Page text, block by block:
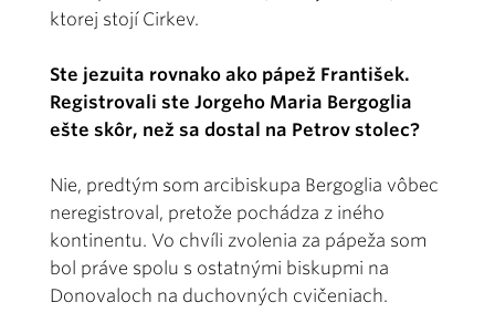
ktorej stojí Cirkev.
Ste jezuita rovnako ako pápež František.
Registrovali ste Jorgeho Maria Bergoglia
ešte skôr, než sa dostal na Petrov stolec?
Nie, predtým som arcibiskupa Bergoglia vôbec
neregistroval, pretože pochádza z iného
kontinentu. Vo chvíli zvolenia za pápeža som
bol práve spolu s ostatnými biskupmi na
Donovaloch na duchovných cvičeniach.